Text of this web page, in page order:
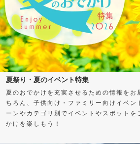
夏祭り・夏のイベント特集
夏のおでかけを充実させるための情報をお
ちろん、子供向け・ファミリー向けイベン
ーンやカテゴリ別でイベントやスポットを
かけを楽しもう！